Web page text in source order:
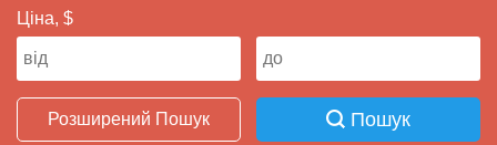
Ціна, $
Розширений Пошук Пошук